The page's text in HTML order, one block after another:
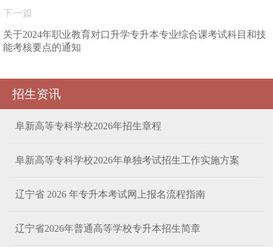
下一篇
关于2024年职业教育对口升学专升本专业综合课考试科目和技
能考核要点的通知
招生资讯
阜新高等专科学校2026年招生章程
阜新高等专科学校2026年单独考试招生工作实施方案
辽宁省 2026 年专升本考试网上报名流程指南
辽宁省2026年普通高等学校专升本招生简章